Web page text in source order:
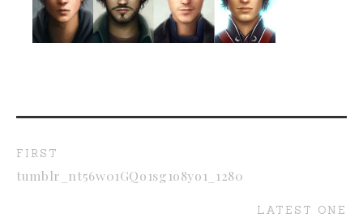
FIRST
tumblr_nt56w01GQo1sg1o8yo1_1280
LATEST ONE